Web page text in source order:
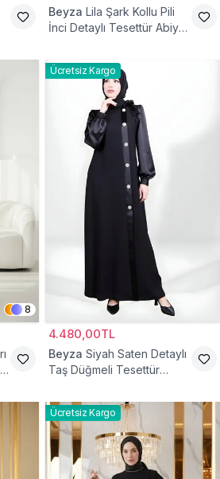
Beyza Lila Şark Kollu Pili
İnci Detaylı Tesettür Abiye
8
Ücretsiz Kargo
4.480,00TL
Beyza Siyah Saten Detaylı
Taş Düğmeli Tesettür
Ücretsiz Kargo